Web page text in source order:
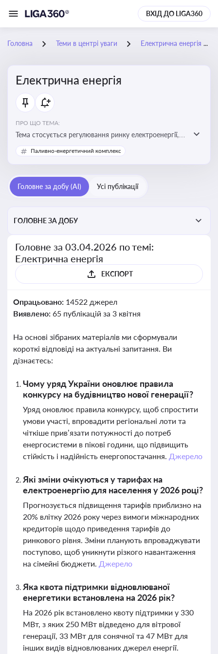
ВХІД ДО LIGA360
Головна Теми в центрі уваги Електрична енергія
Електрична енергія
ПРО ЩО ТЕМА:
Тема стосується регулювання ринку електроенергії,
включаючи її виробництво, постачання та фінансові
стимули для відновлюваної енергетики
Паливно-енергетичний комплекс
Головне за добу (AI) Усі публікації
ГОЛОВНЕ ЗА ДОБУ
Головне за 03.04.2026 по темі:
Електрична енергія
ЕКСПОРТ
Опрацьовано: 14522 джерел
Виявлено: 65 публікацій за 3 квітня
На основі зібраних матеріалів ми сформували
короткі відповіді на актуальні запитання. Ви
дізнаєтесь:
Чому уряд України оновлює правила
конкурсу на будівництво нової генерації?
Уряд оновлює правила конкурсу, щоб спростити
умови участі, впровадити регіональні лоти та
чіткіше прив’язати потужності до потреб
енергосистеми в пікові години, що підвищить
стійкість і надійність енергопостачання. Джерело
Які зміни очікуються у тарифах на
електроенергію для населення у 2026 році?
Прогнозується підвищення тарифів приблизно на
20% влітку 2026 року через вимоги міжнародних
кредиторів щодо приведення тарифів до
ринкового рівня. Зміни планують впроваджувати
поступово, щоб уникнути різкого навантаження
на сімейні бюджети. Джерело
Яка квота підтримки відновлюваної
енергетики встановлена на 2026 рік?
На 2026 рік встановлено квоту підтримки у 330
МВт, з яких 250 МВт відведено для вітрової
генерації, 33 МВт для сонячної та 47 МВт для
інших видів відновлюваних джерел енергії.